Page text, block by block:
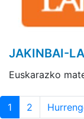
JAKINBAI-
Euskarazko
1 2